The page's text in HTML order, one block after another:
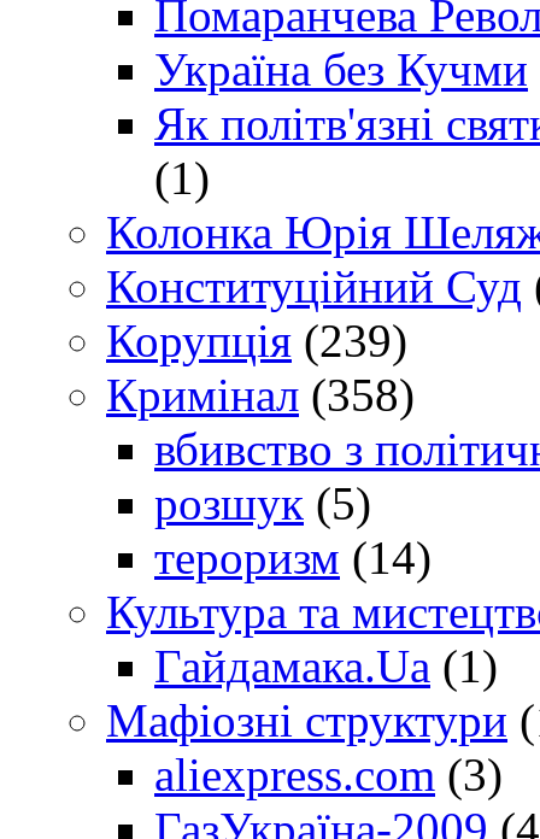
Помаранчева
Україна без Кучми
Як політв'язні
(1)
Колонка Юрія
Конституційний Суд
Корупція (239)
Кримінал (358)
вбивство з
розшук (5)
тероризм (14)
Культура та
Гайдамака.Ua (1)
Мафіозні структури
aliexpress.com (3)
ГазУкраїна-2009